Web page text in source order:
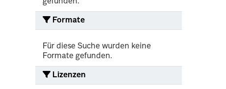
Formate
Für diese Suche wurden keine
Formate gefunden.
Lizenzen